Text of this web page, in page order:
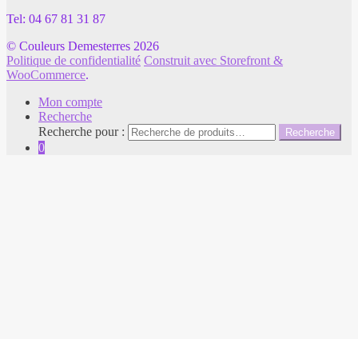
Tel: 04 67 81 31 87
© Couleurs Demesterres 2026
Politique de confidentialité Construit avec Storefront &
WooCommerce.
Mon compte
Recherche
Recherche pour :
Recherche
0